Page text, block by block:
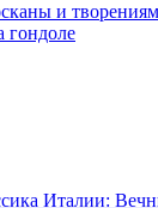
и
гондоле